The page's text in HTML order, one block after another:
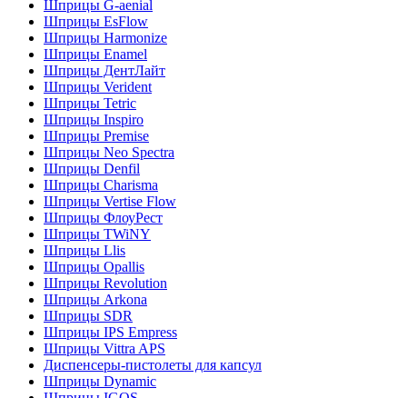
Шприцы G-aenial
Шприцы EsFlow
Шприцы Harmonize
Шприцы Enamel
Шприцы ДентЛайт
Шприцы Verident
Шприцы Tetric
Шприцы Inspiro
Шприцы Premise
Шприцы Neo Spectra
Шприцы Denfil
Шприцы Charisma
Шприцы Vertise Flow
Шприцы ФлоуРест
Шприцы TWiNY
Шприцы Llis
Шприцы Opallis
Шприцы Revolution
Шприцы Arkona
Шприцы SDR
Шприцы IPS Empress
Шприцы Vittra APS
Диспенсеры-пистолеты для капсул
Шприцы Dynamic